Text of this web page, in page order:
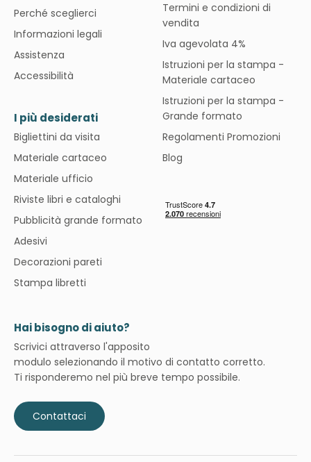
Perché sceglierci
Informazioni legali
Assistenza
Accessibilità
Termini e condizioni di
vendita
Iva agevolata 4%
Istruzioni per la stampa -
Materiale cartaceo
Istruzioni per la stampa -
Grande formato
Regolamenti Promozioni
Blog
I più desiderati
Bigliettini da visita
Materiale cartaceo
Materiale ufficio
Riviste libri e cataloghi
Pubblicità grande formato
Adesivi
Decorazioni pareti
Stampa libretti
Hai bisogno di aiuto?
Scrivici attraverso l'apposito
modulo selezionando il motivo di contatto corretto.
Ti risponderemo nel più breve tempo possibile.
Contattaci